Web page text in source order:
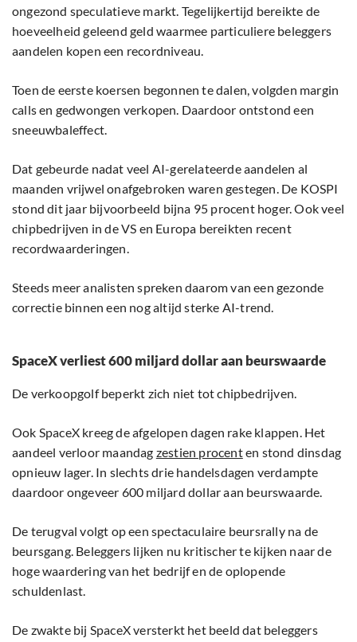
ongezond speculatieve markt. Tegelijkertijd bereikte de
hoeveelheid geleend geld waarmee particuliere beleggers
aandelen kopen een recordniveau.
Toen de eerste koersen begonnen te dalen, volgden margin
calls en gedwongen verkopen. Daardoor ontstond een
sneeuwbaleffect.
Dat gebeurde nadat veel AI-gerelateerde aandelen al
maanden vrijwel onafgebroken waren gestegen. De KOSPI
stond dit jaar bijvoorbeeld bijna 95 procent hoger. Ook veel
chipbedrijven in de VS en Europa bereikten recent
recordwaarderingen.
Steeds meer analisten spreken daarom van een gezonde
correctie binnen een nog altijd sterke AI-trend.
SpaceX verliest 600 miljard dollar aan beurswaarde
De verkoopgolf beperkt zich niet tot chipbedrijven.
Ook SpaceX kreeg de afgelopen dagen rake klappen. Het
aandeel verloor maandag zestien procenten stond dinsdag
opnieuw lager. In slechts drie handelsdagen verdampte
daardoor ongeveer 600 miljard dollar aan beurswaarde.
De terugval volgt op een spectaculaire beursrally na de
beursgang. Beleggers lijken nu kritischer te kijken naar de
hoge waardering van het bedrijf en de oplopende
schuldenlast.
De zwakte bij SpaceX versterkt het beeld dat beleggers